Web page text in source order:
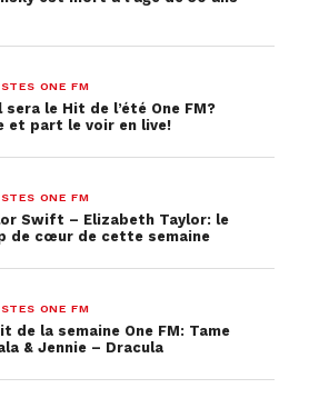
ONE FM
sera le Hit de l’été One FM?
et part le voir en live!
ONE FM
Swift – Elizabeth Taylor: le
de cœur de cette semaine
ONE FM
de la semaine One FM: Tame
& Jennie – Dracula